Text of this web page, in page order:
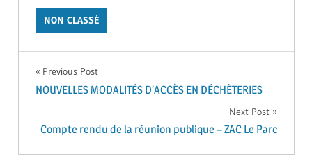
NON CLASSÉ
Navigation
l’article
Previous Post
NOUVELLES MODALITÉS D’ACCÈS EN DÉCHÈTERIES
Next Post
Compte rendu de la réunion publique – ZAC Le Parc